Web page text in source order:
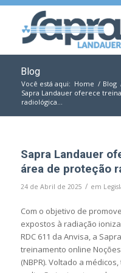
Blog
Você está aqui: Home / Blog
Sapra Landauer oferece
radiológica...
Sapra Landauer
área de proteção
24 de Abril de 2025 / em
Com o objetivo de
expostos à radiação
RDC 611 da Anvisa, a
treinamento online
(NBPR). Voltado a